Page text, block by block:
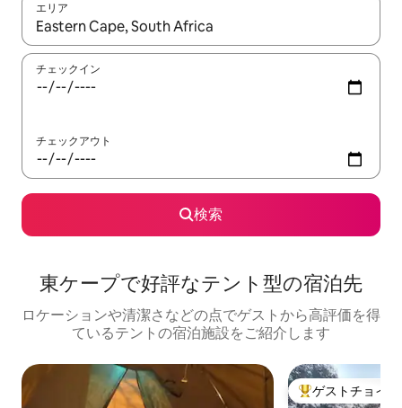
エリア
検索結果が表示されたら、上下の矢印キーを使って移動するか
チェックイン
チェックアウト
検索
東ケープで好評なテント型の宿泊先
ロケーションや清潔さなどの点でゲストから高評価を得
ているテントの宿泊施設をご紹介します
大好評のゲスト
ゲストチョイス